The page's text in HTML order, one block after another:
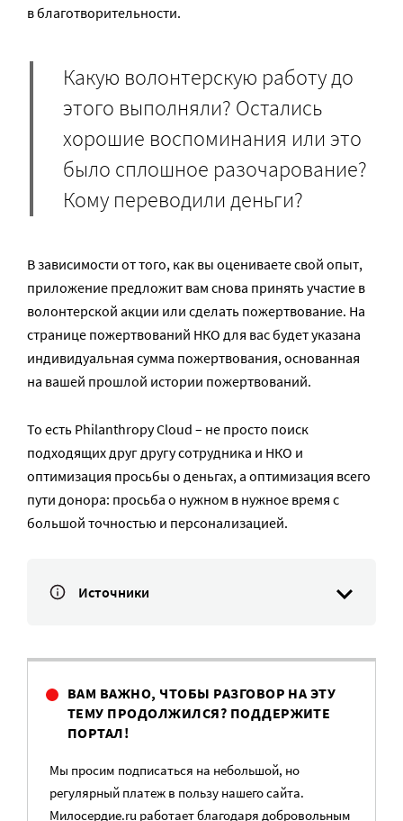
в благотворительности.
Какую волонтерскую работу до
этого выполняли? Остались
хорошие воспоминания или это
было сплошное разочарование?
Кому переводили деньги?
В зависимости от того, как вы оцениваете свой опыт,
приложение предложит вам снова принять участие в
волонтерской акции или сделать пожертвование. На
странице пожертвований НКО для вас будет указана
индивидуальная сумма пожертвования, основанная
на вашей прошлой истории пожертвований.
То есть Philanthropy Cloud – не просто поиск
подходящих друг другу сотрудника и НКО и
оптимизация просьбы о деньгах, а оптимизация всего
пути донора: просьба о нужном в нужное время с
большой точностью и персонализацией.
Источники
ВАМ ВАЖНО, ЧТОБЫ РАЗГОВОР НА ЭТУ
ТЕМУ ПРОДОЛЖИЛСЯ? ПОДДЕРЖИТЕ
ПОРТАЛ!
Мы просим подписаться на небольшой, но
регулярный платеж в пользу нашего сайта.
Милосердие.ru работает благодаря добровольным